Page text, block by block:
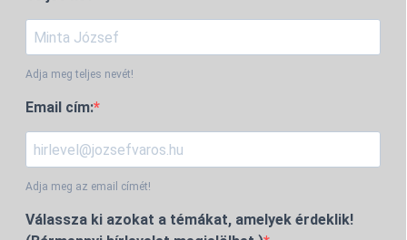
Adja meg teljes nevét!
Email cím:
Adja meg az email címét!
Válassza ki azokat a témákat, amelyek érdeklik!